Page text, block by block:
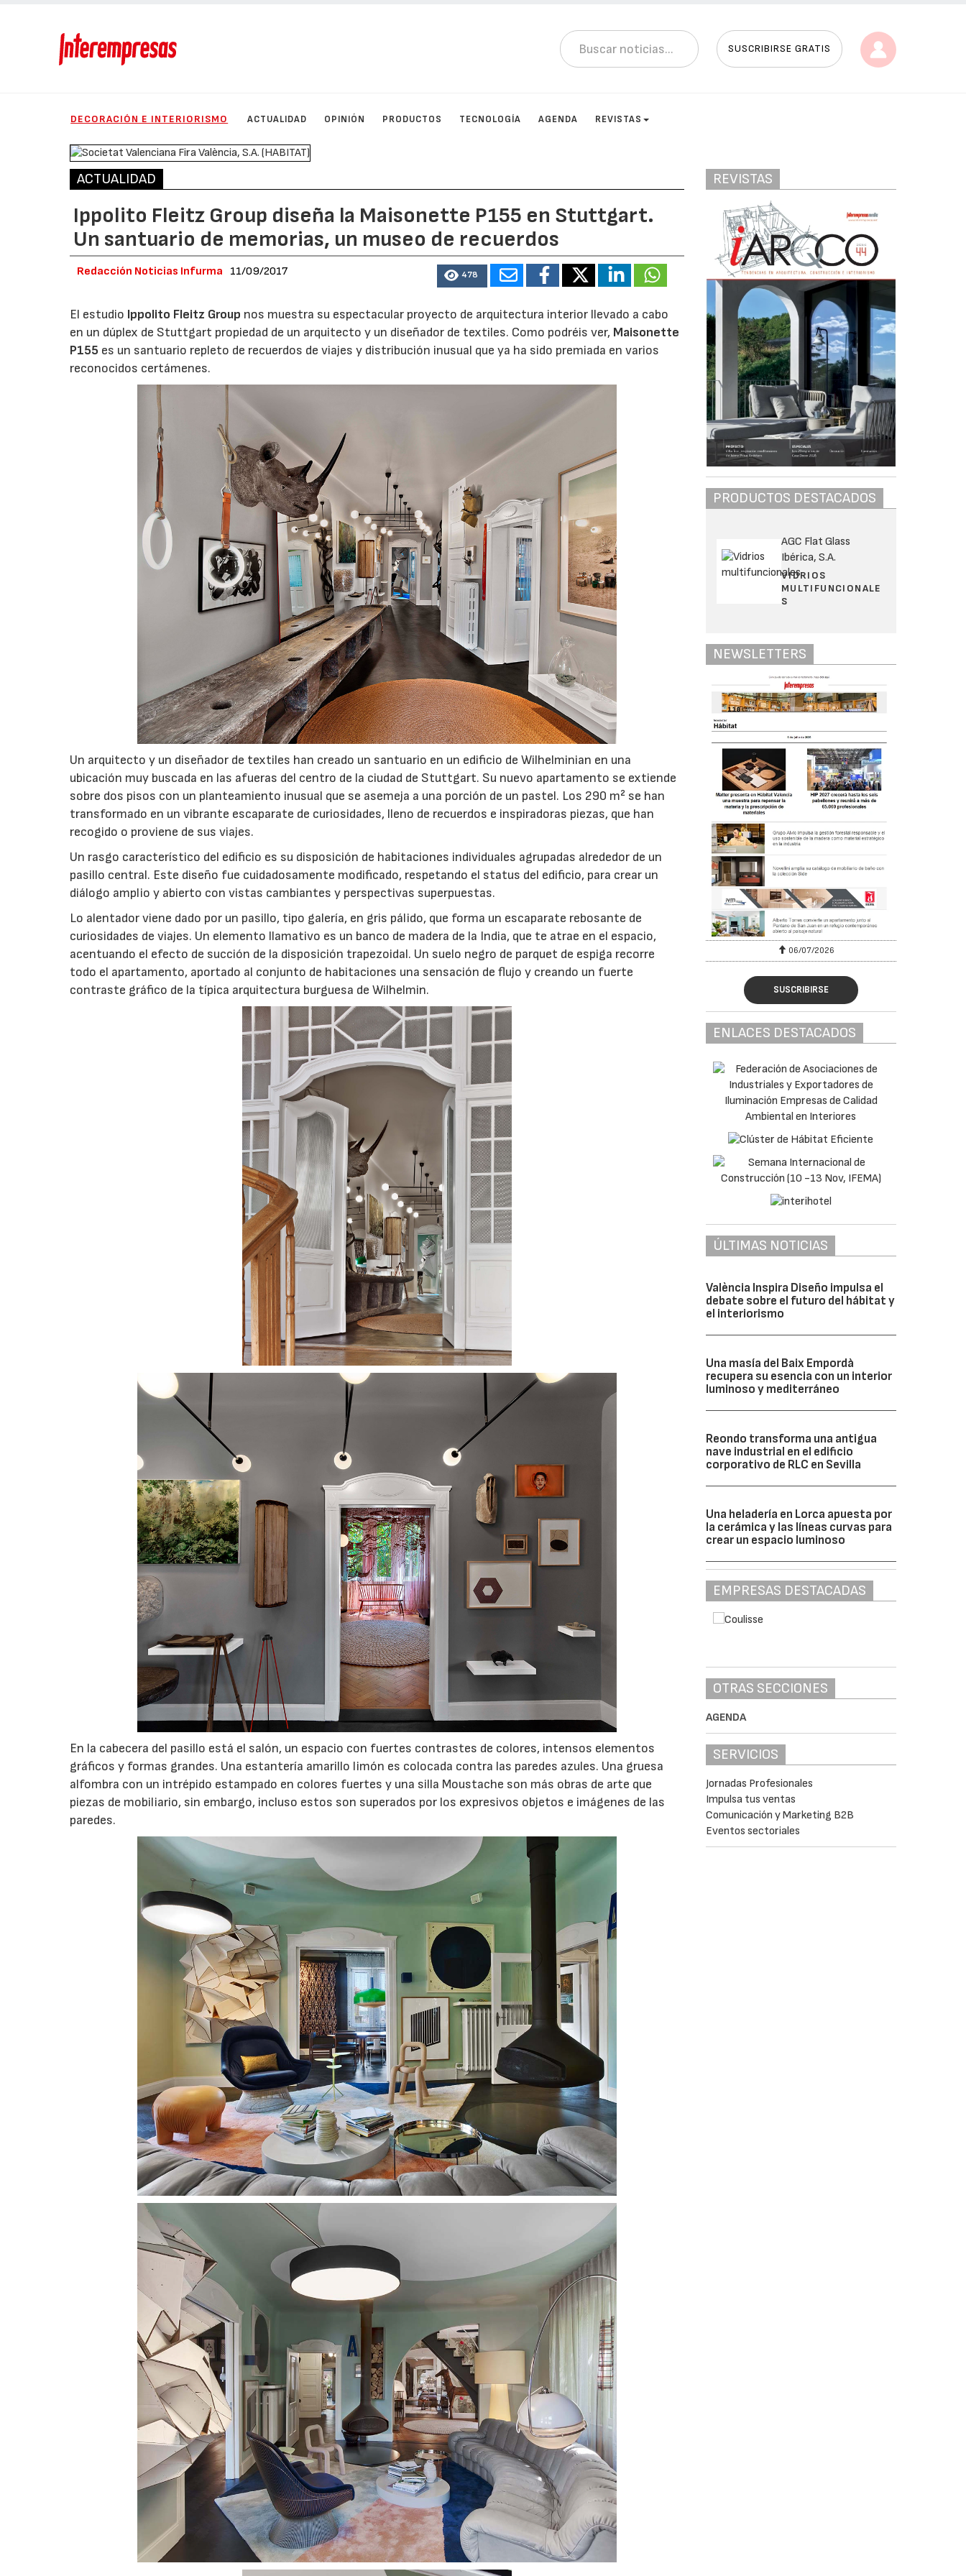
SUSCRIBIRSE GRATIS
DECORACIÓN E INTERIORISMO ACTUALIDAD OPINIÓN PRODUCTOS TECNOLOGÍA AGENDA REVISTAS
ACTUALIDAD
Ippolito Fleitz Group diseña la Maisonette P155 en Stuttgart.
Un santuario de memorias, un museo de recuerdos
Redacción Noticias Infurma 11/09/2017 478
El estudio Ippolito Fleitz Group nos muestra su espectacular proyecto de arquitectura interior llevado a cabo
en un dúplex de Stuttgart propiedad de un arquitecto y un diseñador de textiles. Como podréis ver, Maisonette
P155 es un santuario repleto de recuerdos de viajes y distribución inusual que ya ha sido premiada en varios
reconocidos certámenes.
Un arquitecto y un diseñador de textiles han creado un santuario en un edificio de Wilhelminian en una
ubicación muy buscada en las afueras del centro de la ciudad de Stuttgart. Su nuevo apartamento se extiende
sobre dos pisos con un planteamiento inusual que se asemeja a una porción de un pastel. Los 290 m² se han
transformado en un vibrante escaparate de curiosidades, lleno de recuerdos e inspiradoras piezas, que han
recogido o proviene de sus viajes.
Un rasgo característico del edificio es su disposición de habitaciones individuales agrupadas alrededor de un
pasillo central. Este diseño fue cuidadosamente modificado, respetando el status del edificio, para crear un
diálogo amplio y abierto con vistas cambiantes y perspectivas superpuestas.
Lo alentador viene dado por un pasillo, tipo galería, en gris pálido, que forma un escaparate rebosante de
curiosidades de viajes. Un elemento llamativo es un banco de madera de la India, que te atrae en el espacio,
acentuando el efecto de succión de la disposición trapezoidal. Un suelo negro de parquet de espiga recorre
todo el apartamento, aportado al conjunto de habitaciones una sensación de flujo y creando un fuerte
contraste gráfico de la típica arquitectura burguesa de Wilhelmin.
En la cabecera del pasillo está el salón, un espacio con fuertes contrastes de colores, intensos elementos
gráficos y formas grandes. Una estantería amarillo limón es colocada contra las paredes azules. Una gruesa
alfombra con un intrépido estampado en colores fuertes y una silla Moustache son más obras de arte que
piezas de mobiliario, sin embargo, incluso estos son superados por los expresivos objetos e imágenes de las
paredes.
REVISTAS
PRODUCTOS DESTACADOS
AGC Flat Glass
Ibérica, S.A.
VIDRIOS
MULTIFUNCIONALE
S
NEWSLETTERS
06/07/2026 20/07/2026 06/07/2026 20/07/2026
SUSCRIBIRSE
ENLACES DESTACADOS
ÚLTIMAS NOTICIAS
València Inspira Diseño impulsa el
debate sobre el futuro del hábitat y
el interiorismo
Una masía del Baix Empordà
recupera su esencia con un interior
luminoso y mediterráneo
Reondo transforma una antigua
nave industrial en el edificio
corporativo de RLC en Sevilla
Una heladería en Lorca apuesta por
la cerámica y las líneas curvas para
crear un espacio luminoso
EMPRESAS DESTACADAS
OTRAS SECCIONES
AGENDA
SERVICIOS
Jornadas Profesionales
Impulsa tus ventas
Comunicación y Marketing B2B
Eventos sectoriales